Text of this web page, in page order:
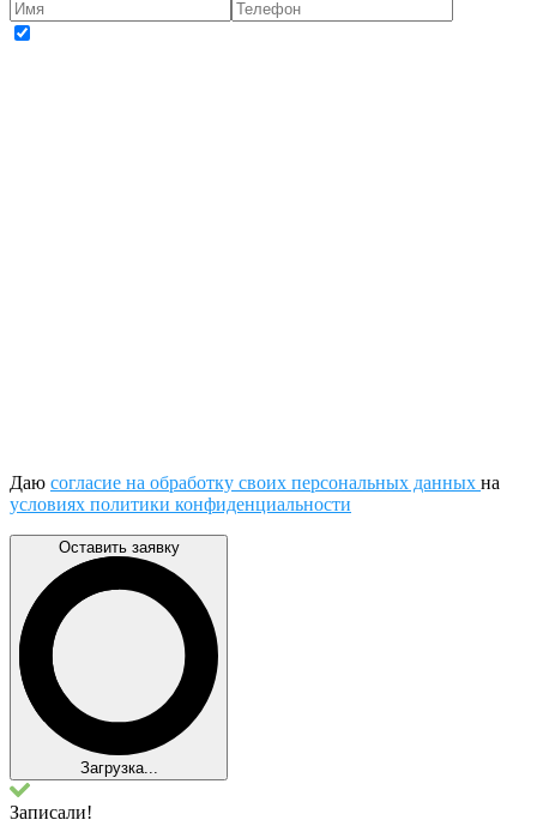
Даю согласие на обработку своих персональных данных на
условиях политики конфиденциальности
Оставить заявку
Загрузка...
Записали!